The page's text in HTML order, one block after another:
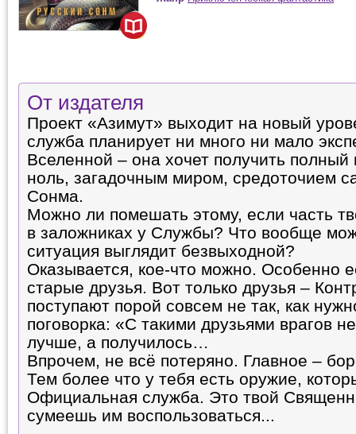
От издателя
Проект «Азимут» выходит на новый
служба планирует ни много ни мало
Вселенной – она хочет получить полный
ноль, загадочным миром, средоточием
Сонма.
Можно ли помешать этому, если часть
в заложниках у Службы? Что вообще
ситуация выглядит безвыходной?
Оказывается, кое-что можно. Особенно
старые друзья. Вот только друзья –
поступают порой совсем не так, как
поговорка: «С такими друзьями врагов
лучше, а получилось…
Впрочем, не всё потеряно. Главное –
Тем более что у тебя есть оружие,
Официальная служба. Это твой
сумеешь им воспользоваться...